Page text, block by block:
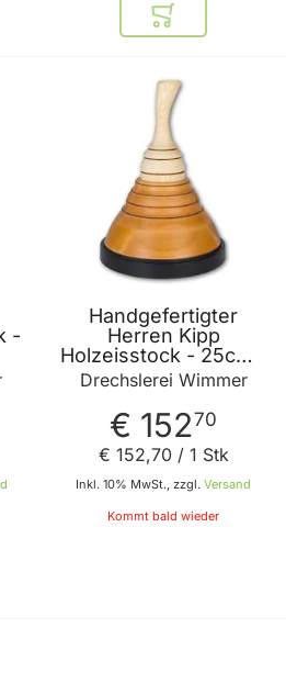
In den
-
Handgefertigter
Herren Kipp
Holzeisstock - 25cm -
E25H
Drechslerei Wimmer
€ 15270
Inkl. 10% MwSt., zzgl. Versand
€ 152,70/ 1 Stk
Kommt bald wieder